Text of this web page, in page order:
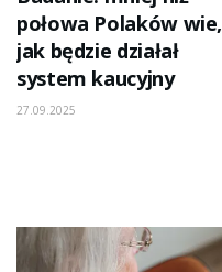
połowa Polaków wie,
jak będzie działał
system kaucyjny
27.09.2025